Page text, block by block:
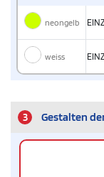
neongelb
weiss
3 Gestalten